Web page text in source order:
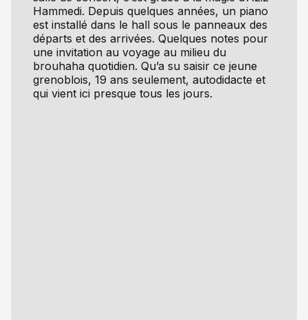
Hammedi. Depuis quelques années, un piano
est installé dans le hall sous le panneaux des
départs et des arrivées. Quelques notes pour
une invitation au voyage au milieu du
brouhaha quotidien. Qu’a su saisir ce jeune
grenoblois, 19 ans seulement, autodidacte et
qui vient ici presque tous les jours.